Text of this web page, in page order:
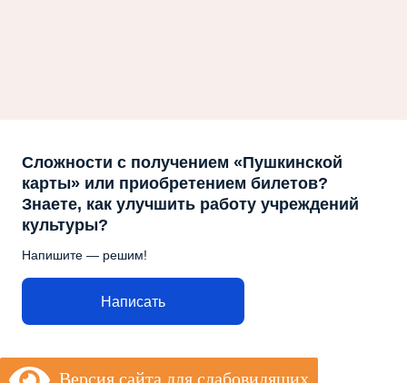
Сложности с получением «Пушкинской
карты» или приобретением билетов?
Знаете, как улучшить работу учреждений
культуры?
Напишите — решим!
Написать
Версия сайта для слабовидящих